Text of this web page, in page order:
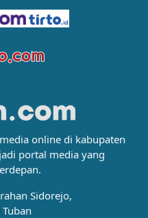
online di kabupaten
portal media yang
Sidorejo,